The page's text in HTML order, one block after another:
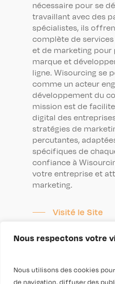
Nous respectons votre
Nous utilisons des cookies
de navigation, diffuser des
nécessaire pour se
travaillant avec des
spécialistes, ils
complète de
et de marketing
marque et
ligne. Wisourcing se
comme un acteur
développement du
mission est de
digital des
stratégies de
percutantes,
spécifiques de
confiance à
votre entreprise et
marketing.
Visité le Site
[pdf-embedder
content/uploads/